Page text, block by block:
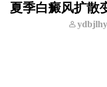
夏季白癜风扩散
ydbjlhy